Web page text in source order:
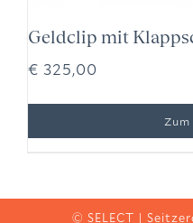
Geldclip mit
€ 325,00
© SELECT |